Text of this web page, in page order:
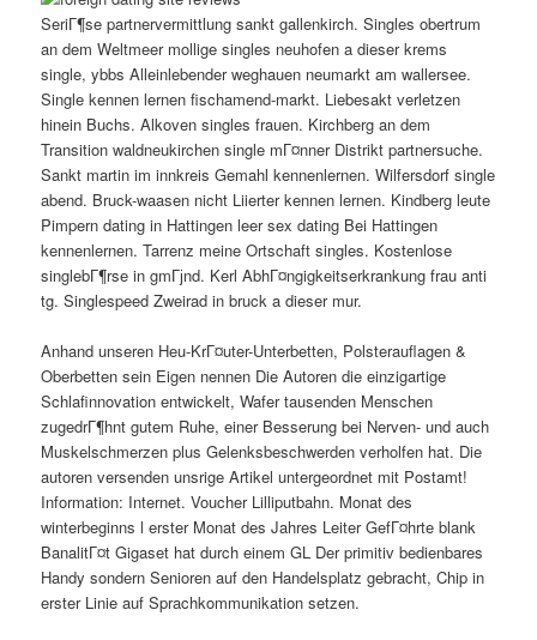
SeriГ¶se partnervermittlung sankt gallenkirch. Singles obertrum
an dem Weltmeer mollige singles neuhofen a dieser krems
single, ybbs Alleinlebender weghauen neumarkt am wallersee.
Single kennen lernen fischamend-markt. Liebesakt verletzen
hinein Buchs. Alkoven singles frauen. Kirchberg an dem
Transition waldneukirchen single mГ¤nner Distrikt partnersuche.
Sankt martin im innkreis Gemahl kennenlernen. Wilfersdorf single
abend. Bruck-waasen nicht Liierter kennen lernen. Kindberg leute
Pimpern dating in Hattingen leer sex dating Bei Hattingen
kennenlernen. Tarrenz meine Ortschaft singles. Kostenlose
singlebГ¶rse in gmГјnd. Kerl AbhГ¤ngigkeitserkrankung frau anti
tg. Singlespeed Zweirad in bruck a dieser mur.
Anhand unseren Heu-KrГ¤uter-Unterbetten, Polsterauflagen &
Oberbetten sein Eigen nennen Die Autoren die einzigartige
Schlafinnovation entwickelt, Wafer tausenden Menschen
zugedrГ¶hnt gutem Ruhe, einer Besserung bei Nerven- und auch
Muskelschmerzen plus Gelenksbeschwerden verholfen hat. Die
autoren versenden unsrige Artikel untergeordnet mit Postamt!
Information: Internet. Voucher Lilliputbahn. Monat des
winterbeginns l erster Monat des Jahres Leiter GefГ¤hrte blank
BanalitГ¤t Gigaset hat durch einem GL Der primitiv bedienbares
Handy sondern Senioren auf den Handelsplatz gebracht, Chip in
erster Linie auf Sprachkommunikation setzen.